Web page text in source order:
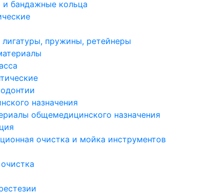
бандажные кольца
пружины, ретейнеры
назначения
общемедицинского назначения
очистка и мойка инструментов